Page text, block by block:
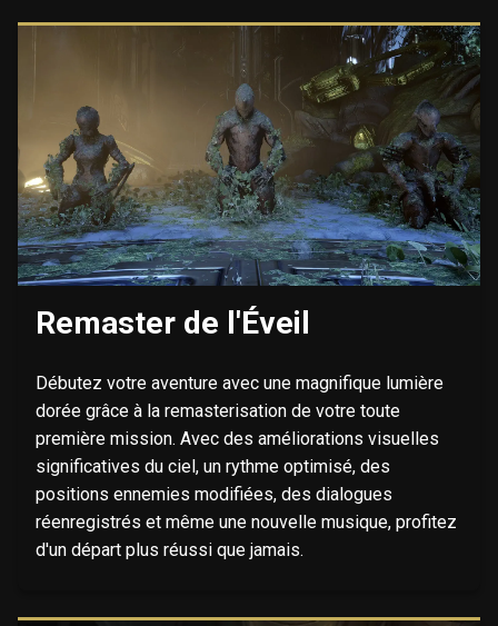
Remaster de l'Éveil
Débutez votre aventure avec une magnifique lumière
dorée grâce à la remasterisation de votre toute
première mission. Avec des améliorations visuelles
significatives du ciel, un rythme optimisé, des
positions ennemies modifiées, des dialogues
réenregistrés et même une nouvelle musique, profitez
d'un départ plus réussi que jamais.